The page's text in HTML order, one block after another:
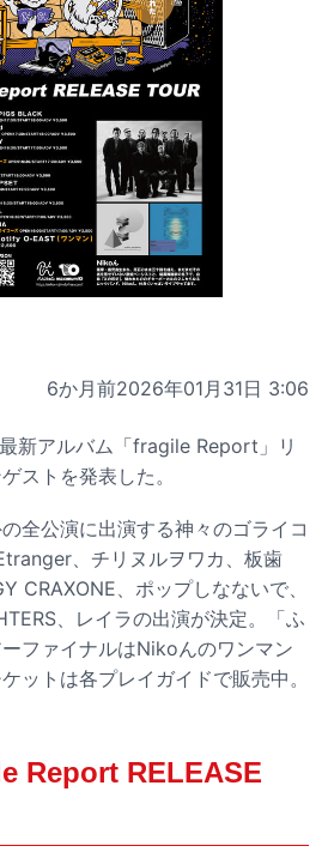
6か月前2026年01月31日 3:06
新アルバム「fragile Report」リ
ストを発表した。
全公演に出演する神々のゴライコ
、チリヌルヲワカ、板歯
CRAXONE、ポップしなないで、
、レイラの出演が決定。「ふ
ファイナルはNikoんのワンマン
ットは各プレイガイドで販売中。
Report RELEASE